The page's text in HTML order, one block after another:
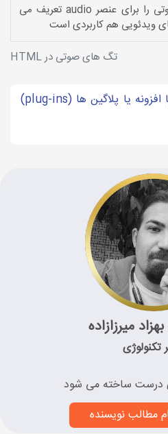
تگ های صوتی در HTML
چندین فرمت صوتی را برای عنصر audio تعریف می
ویدئویی هم کاربردی است
آموزش کار با افزونه یا پلاگین ها (plug-ins)
میرزازاده
تکنولوژی
درست ساخته می شود
مطالب نویسنده